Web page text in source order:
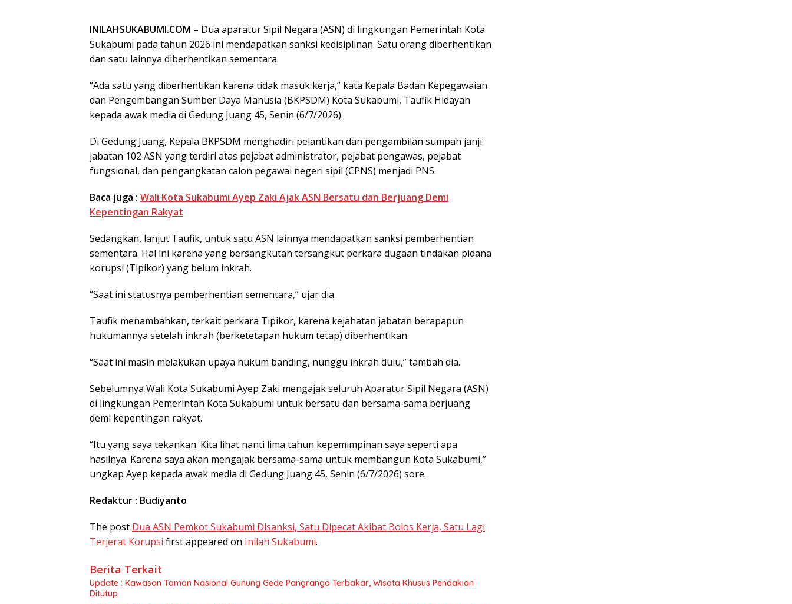
INILAHSUKABUMI.COM – Dua aparatur Sipil Negara (ASN) di lingkungan Pemerintah Kota
Sukabumi pada tahun 2026 ini mendapatkan sanksi kedisiplinan. Satu orang diberhentikan
dan satu lainnya diberhentikan sementara.
“Ada satu yang diberhentikan karena tidak masuk kerja,” kata Kepala Badan Kepegawaian
dan Pengembangan Sumber Daya Manusia (BKPSDM) Kota Sukabumi, Taufik Hidayah
kepada awak media di Gedung Juang 45, Senin (6/7/2026).
Di Gedung Juang, Kepala BKPSDM menghadiri pelantikan dan pengambilan sumpah janji
jabatan 102 ASN yang terdiri atas pejabat administrator, pejabat pengawas, pejabat
fungsional, dan pengangkatan calon pegawai negeri sipil (CPNS) menjadi PNS.
Baca juga : Wali Kota Sukabumi Ayep Zaki Ajak ASN Bersatu dan Berjuang Demi
Kepentingan Rakyat
Sedangkan, lanjut Taufik, untuk satu ASN lainnya mendapatkan sanksi pemberhentian
sementara. Hal ini karena yang bersangkutan tersangkut perkara dugaan tindakan pidana
korupsi (Tipikor) yang belum inkrah.
“Saat ini statusnya pemberhentian sementara,” ujar dia.
Taufik menambahkan, terkait perkara Tipikor, karena kejahatan jabatan berapapun
hukumannya setelah inkrah (berketetapan hukum tetap) diberhentikan.
“Saat ini masih melakukan upaya hukum banding, nunggu inkrah dulu,” tambah dia.
Sebelumnya Wali Kota Sukabumi Ayep Zaki mengajak seluruh Aparatur Sipil Negara (ASN)
di lingkungan Pemerintah Kota Sukabumi untuk bersatu dan bersama-sama berjuang
demi kepentingan rakyat.
“Itu yang saya tekankan. Kita lihat nanti lima tahun kepemimpinan saya seperti apa
hasilnya. Karena saya akan mengajak bersama-sama untuk membangun Kota Sukabumi,”
ungkap Ayep kepada awak media di Gedung Juang 45, Senin (6/7/2026) sore.
Redaktur : Budiyanto
The post ​Dua ASN Pemkot Sukabumi Disanksi, Satu Dipecat Akibat Bolos Kerja, Satu Lagi
Terjerat Korupsi first appeared on Inilah Sukabumi.
Berita Terkait
Update : Kawasan Taman Nasional Gunung Gede Pangrango Terbakar, Wisata Khusus Pendakian
Ditutup